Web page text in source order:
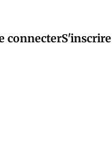
connecterS'inscrire